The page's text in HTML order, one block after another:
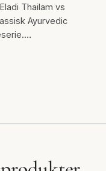
Thailam vs
Ayurvedic